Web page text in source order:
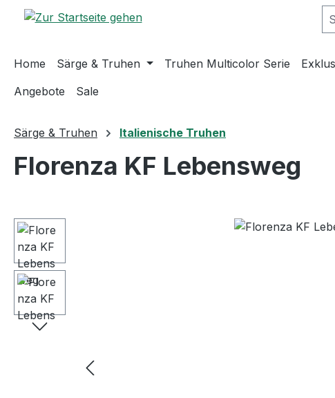
Hauptinhalt springen
Zur Suche springen
Zur Hauptnavigation springen
Home Särge & Truhen Truhen Multicolor Serie
Angebote
Sale
Särge & Truhen Italienische Truhen
Florenza KF Lebensweg
Bildergalerie überspringen